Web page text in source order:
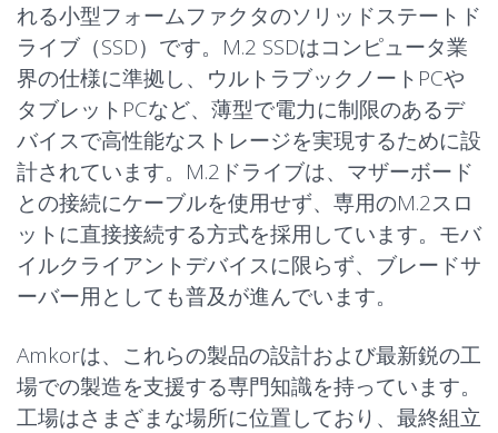
れる小型フォームファクタのソリッドステートド
ライブ（SSD）です。M.2 SSDはコンピュータ業
界の仕様に準拠し、ウルトラブックノートPCや
タブレットPCなど、薄型で電力に制限のあるデ
バイスで高性能なストレージを実現するために設
計されています。M.2ドライブは、マザーボード
との接続にケーブルを使用せず、専用のM.2スロ
ットに直接接続する方式を採用しています。モバ
イルクライアントデバイスに限らず、ブレードサ
ーバー用としても普及が進んでいます。
Amkorは、これらの製品の設計および最新鋭の工
場での製造を支援する専門知識を持っています。
工場はさまざまな場所に位置しており、最終組立
BGAによるSSD
M.2 2230—クライア
ント
M.2 2242/2280—ク
ライアント
M.2 22110—データ
センター